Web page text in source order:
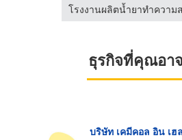
ธุรกิจที่คุณอา
บริษัท เคมีคอล อิน เฮ